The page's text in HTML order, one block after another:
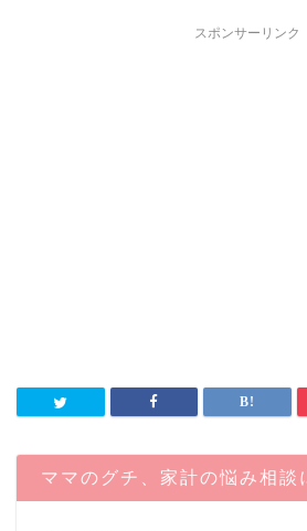
スポンサーリンク
ママのグチ、家計の悩み相談